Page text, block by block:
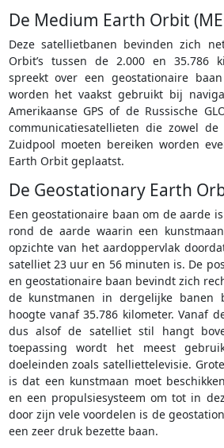
De Medium Earth Orbit
Deze satellietbanen bevinden zich
Orbit’s tussen de 2.000 en 35.786
spreekt over een geostationaire
worden het vaakst gebruikt bij
Amerikaanse GPS of de Russische
communicatiesatellieten die zowel
Zuidpool moeten bereiken worden
Earth Orbit geplaatst.
De Geostationary Earth
Een geostationaire baan om de aarde
rond de aarde waarin een
opzichte van het aardoppervlak
satelliet 23 uur en 56 minuten is. De
en geostationaire baan bevindt zich
de kunstmanen in dergelijke banen
hoogte vanaf 35.786 kilometer. Vanaf
dus alsof de satelliet stil hangt
toepassing wordt het meest
doeleinden zoals satelliettelevisie.
is dat een kunstmaan moet
en een propulsiesysteem om tot in
door zijn vele voordelen is de
een zeer druk bezette baan.